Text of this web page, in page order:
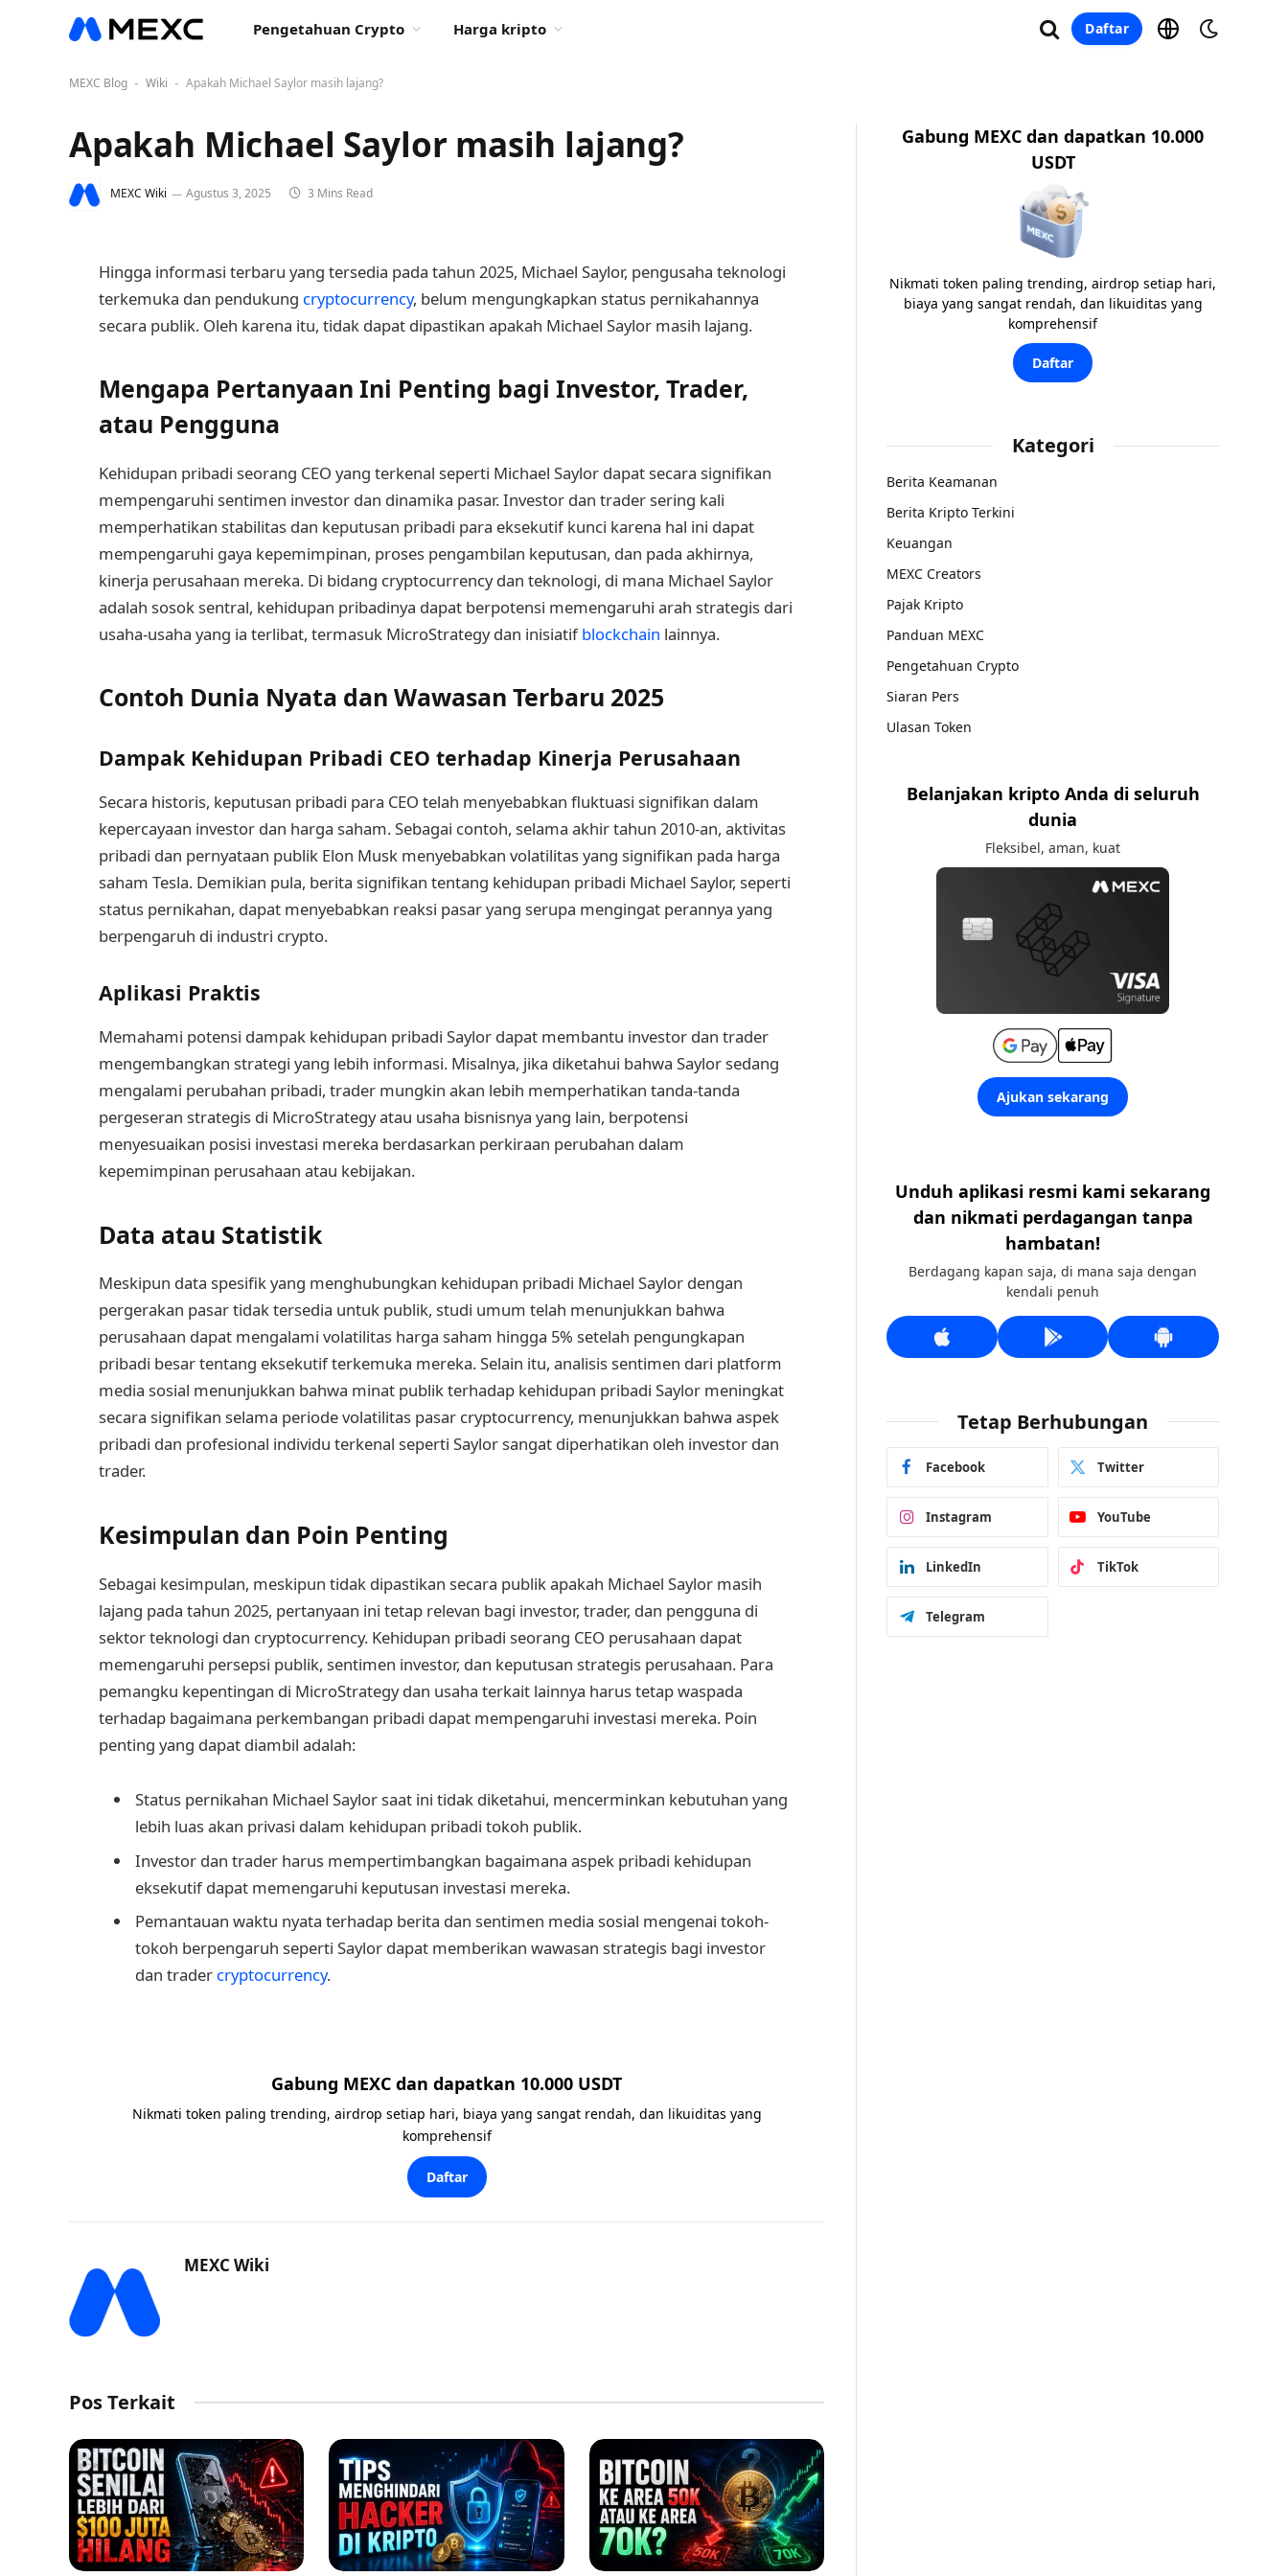
Pengetahuan Crypto Harga kripto Daftar
MEXC Blog - Wiki - Apakah Michael Saylor masih lajang?
Apakah Michael Saylor masih lajang?
MEXC Wiki Agustus 3, 2025 3 Mins Read
Hingga informasi terbaru yang tersedia pada tahun 2025, Michael Saylor, pengusaha teknologi
terkemuka dan pendukung cryptocurrency, belum mengungkapkan status pernikahannya
secara publik. Oleh karena itu, tidak dapat dipastikan apakah Michael Saylor masih lajang.
Mengapa Pertanyaan Ini Penting bagi Investor, Trader,
atau Pengguna
Kehidupan pribadi seorang CEO yang terkenal seperti Michael Saylor dapat secara signifikan
mempengaruhi sentimen investor dan dinamika pasar. Investor dan trader sering kali
memperhatikan stabilitas dan keputusan pribadi para eksekutif kunci karena hal ini dapat
mempengaruhi gaya kepemimpinan, proses pengambilan keputusan, dan pada akhirnya,
kinerja perusahaan mereka. Di bidang cryptocurrency dan teknologi, di mana Michael Saylor
adalah sosok sentral, kehidupan pribadinya dapat berpotensi memengaruhi arah strategis dari
usaha-usaha yang ia terlibat, termasuk MicroStrategy dan inisiatifblockchain lainnya.
Contoh Dunia Nyata dan Wawasan Terbaru 2025
Dampak Kehidupan Pribadi CEO terhadap Kinerja Perusahaan
Secara historis, keputusan pribadi para CEO telah menyebabkan fluktuasi signifikan dalam
kepercayaan investor dan harga saham. Sebagai contoh, selama akhir tahun 2010-an, aktivitas
pribadi dan pernyataan publik Elon Musk menyebabkan volatilitas yang signifikan pada harga
saham Tesla. Demikian pula, berita signifikan tentang kehidupan pribadi Michael Saylor, seperti
status pernikahan, dapat menyebabkan reaksi pasar yang serupa mengingat perannya yang
berpengaruh di industri crypto.
Aplikasi Praktis
Memahami potensi dampak kehidupan pribadi Saylor dapat membantu investor dan trader
mengembangkan strategi yang lebih informasi. Misalnya, jika diketahui bahwa Saylor sedang
mengalami perubahan pribadi, trader mungkin akan lebih memperhatikan tanda-tanda
pergeseran strategis di MicroStrategy atau usaha bisnisnya yang lain, berpotensi
menyesuaikan posisi investasi mereka berdasarkan perkiraan perubahan dalam
kepemimpinan perusahaan atau kebijakan.
Data atau Statistik
Meskipun data spesifik yang menghubungkan kehidupan pribadi Michael Saylor dengan
pergerakan pasar tidak tersedia untuk publik, studi umum telah menunjukkan bahwa
perusahaan dapat mengalami volatilitas harga saham hingga 5% setelah pengungkapan
pribadi besar tentang eksekutif terkemuka mereka. Selain itu, analisis sentimen dari platform
media sosial menunjukkan bahwa minat publik terhadap kehidupan pribadi Saylor meningkat
secara signifikan selama periode volatilitas pasar cryptocurrency, menunjukkan bahwa aspek
pribadi dan profesional individu terkenal seperti Saylor sangat diperhatikan oleh investor dan
trader.
Kesimpulan dan Poin Penting
Sebagai kesimpulan, meskipun tidak dipastikan secara publik apakah Michael Saylor masih
lajang pada tahun 2025, pertanyaan ini tetap relevan bagi investor, trader, dan pengguna di
sektor teknologi dan cryptocurrency. Kehidupan pribadi seorang CEO perusahaan dapat
memengaruhi persepsi publik, sentimen investor, dan keputusan strategis perusahaan. Para
pemangku kepentingan di MicroStrategy dan usaha terkait lainnya harus tetap waspada
terhadap bagaimana perkembangan pribadi dapat mempengaruhi investasi mereka. Poin
penting yang dapat diambil adalah:
Status pernikahan Michael Saylor saat ini tidak diketahui, mencerminkan kebutuhan yang
lebih luas akan privasi dalam kehidupan pribadi tokoh publik.
Investor dan trader harus mempertimbangkan bagaimana aspek pribadi kehidupan
eksekutif dapat memengaruhi keputusan investasi mereka.
Pemantauan waktu nyata terhadap berita dan sentimen media sosial mengenai tokoh-
tokoh berpengaruh seperti Saylor dapat memberikan wawasan strategis bagi investor
dan trader cryptocurrency.
Gabung MEXC dan dapatkan 10.000 USDT
Nikmati token paling trending, airdrop setiap hari, biaya yang sangat rendah, dan likuiditas yang
komprehensif
Daftar
MEXC Wiki
Pos Terkait
Gabung MEXC dan dapatkan 10.000
USDT
Nikmati token paling trending, airdrop setiap hari,
biaya yang sangat rendah, dan likuiditas yang
komprehensif
Daftar
Kategori
Berita Keamanan
Berita Kripto Terkini
Keuangan
MEXC Creators
Pajak Kripto
Panduan MEXC
Pengetahuan Crypto
Siaran Pers
Ulasan Token
Belanjakan kripto Anda di seluruh
dunia
Fleksibel, aman, kuat
Ajukan sekarang
Unduh aplikasi resmi kami sekarang
dan nikmati perdagangan tanpa
hambatan!
Berdagang kapan saja, di mana saja dengan
kendali penuh
Tetap Berhubungan
Facebook Twitter
Instagram YouTube
LinkedIn TikTok
Telegram